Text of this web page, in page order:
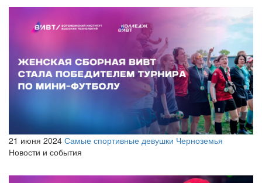
21 июня 2024 Самые спортивные девушки Черноземья
Новости и события